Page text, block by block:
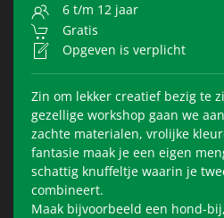
6 t/m 12 jaar
Gratis
Opgeven is verplicht
Zin om lekker creatief bezig te
gezellige workshop gaan we
zachte materialen, vrolijke
fantasie maak je een eigen
schattig knuffeltje waarin je
combineert.
Maak bijvoorbeeld een hond-